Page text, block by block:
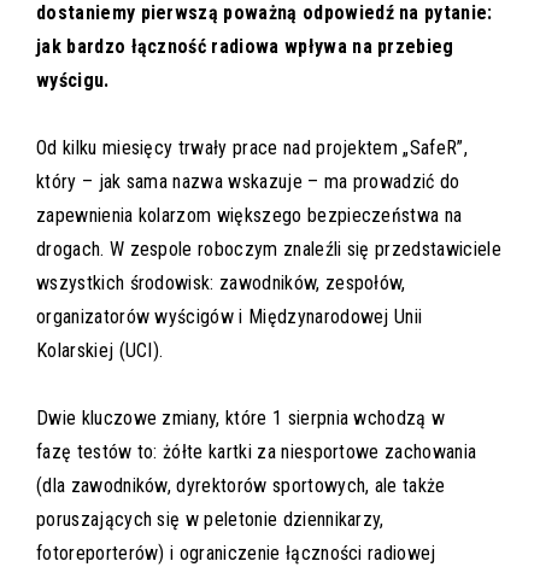
dostaniemy pierwszą poważną odpowiedź na pytanie:
jak bardzo łączność radiowa wpływa na przebieg
wyścigu.
Od kilku miesięcy trwały prace nad projektem „SafeR”,
który – jak sama nazwa wskazuje – ma prowadzić do
zapewnienia kolarzom większego bezpieczeństwa na
drogach. W zespole roboczym znaleźli się przedstawiciele
wszystkich środowisk: zawodników, zespołów,
organizatorów wyścigów i Międzynarodowej Unii
Kolarskiej (UCI).
Dwie kluczowe zmiany, które 1 sierpnia wchodzą w
fazę testów to: żółte kartki za niesportowe zachowania
(dla zawodników, dyrektorów sportowych, ale także
poruszających się w peletonie dziennikarzy,
fotoreporterów) i ograniczenie łączności radiowej